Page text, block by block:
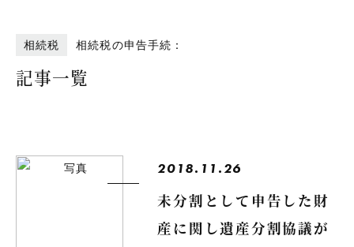
相続税 相続税の申告手続：
記事一覧
2018.11.26
未分割として申告した財
産に関し遺産分割協議が